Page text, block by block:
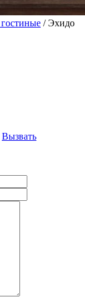
/ Эхидо
Вызвать